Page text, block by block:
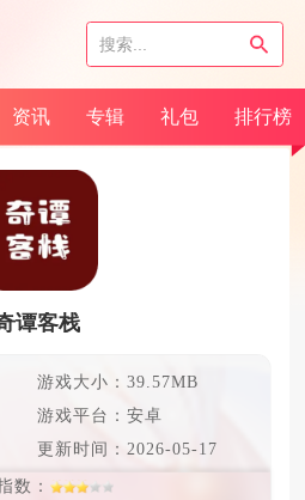
资讯 专辑 礼包 排行榜
谭客栈
游戏大小：39.57MB
游戏平台：安卓
更新时间： 2026-05-17
数：